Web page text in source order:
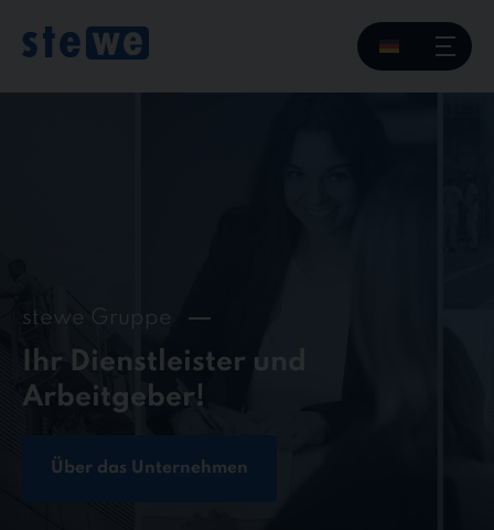
content
stewe Gruppe
Ihr Dienstleister und
Arbeitgeber!
Über das Unternehmen